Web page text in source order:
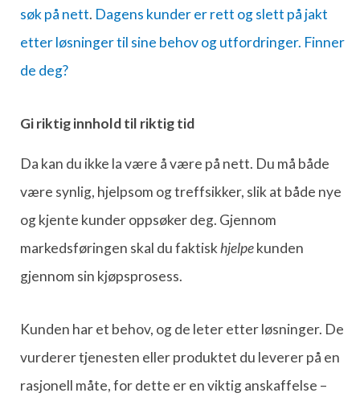
søk på nett. Dagens kunder er rett og slett på jakt
etter løsninger til sine behov og utfordringer. Finner
de deg?
Gi riktig innhold til riktig tid
Da kan du ikke la være å være på nett. Du må både
være synlig, hjelpsom og treffsikker, slik at både nye
og kjente kunder oppsøker deg. Gjennom
markedsføringen skal du faktiskhjelpekunden
gjennom sin kjøpsprosess.
Kunden har et behov, og de leter etter løsninger. De
vurderer tjenesten eller produktet du leverer på en
rasjonell måte, for dette er en viktig anskaffelse –